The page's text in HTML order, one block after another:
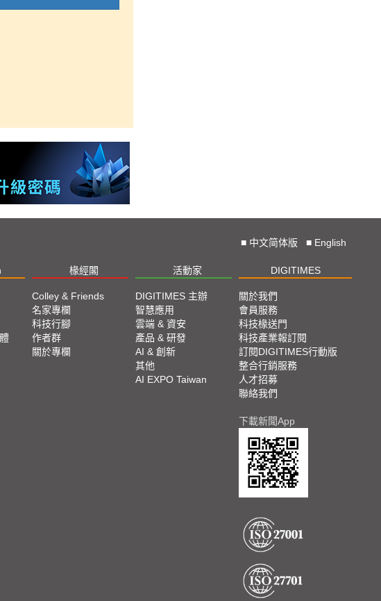
■ 中文简体版 ■ English
椽經閣 活動家 DIGITIMES
Colley & Friends
名家專欄
科技行腳
作者群
關於專欄
DIGITIMES 主辦
智慧應用
雲端 & 資安
產品 & 研發
AI & 創新
其他
AI EXPO Taiwan
關於我們
會員服務
科技椽送門
科技產業報訂閱
訂閱DIGITIMES行動版
整合行銷服務
人才招募
聯絡我們
下載新聞App